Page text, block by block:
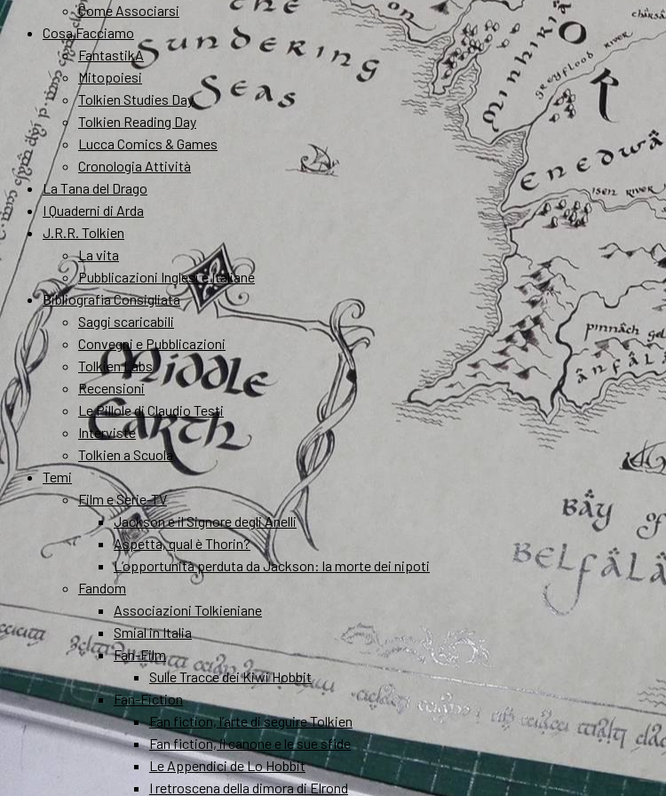
Come Associarsi
Cosa Facciamo
FantastikA
Mitopoiesi
Tolkien Studies Day
Tolkien Reading Day
Lucca Comics & Games
Cronologia Attività
La Tana del Drago
I Quaderni di Arda
J.R.R. Tolkien
La vita
Pubblicazioni Inglesi e Italiane
Bibliografia Consigliata
Saggi scaricabili
Convegni e Pubblicazioni
Tolkien Labs
Recensioni
Le Pillole di Claudio Testi
Interviste
Tolkien a Scuola
Temi
Film e Serie-TV
Jackson e il Signore degli Anelli
Aspetta, qual è Thorin?
L’opportunità perduta da Jackson: la morte dei nipoti
Fandom
Associazioni Tolkieniane
Smial in Italia
Fan-Film
Sulle Tracce dei Kiwi Hobbit
Fan-Fiction
Fan fiction, l’arte di seguire Tolkien
Fan fiction, il canone e le sue sfide
Le Appendici de Lo Hobbit
I retroscena della dimora di Elrond